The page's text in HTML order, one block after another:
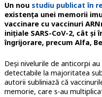
Un nou studiu publicat în
existența unei memorii
vaccinare cu vaccinuri
inițiale SARS-CoV-2, cât
îngrijorare, precum Alfa,
Deși nivelurile de anticorpi
detectabile la majoritatea
autorii subliniază că
memorie, care s-au